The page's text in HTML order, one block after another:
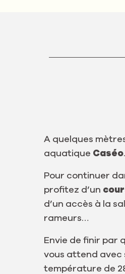
A quelques
aquatique Caséo.
Pour continuer
profitez d’un
d’un accès à la
rameurs…
Envie de finir par
vous attend avec
température de